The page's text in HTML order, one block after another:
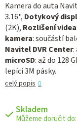
Kamera do auta
3.16", Dotykový
(2K), Rozlišení videa
kamera: součástí
Navitel DVR Center:
microSD: až do 128
lepící 3M pásky.
celý popis
Skladem